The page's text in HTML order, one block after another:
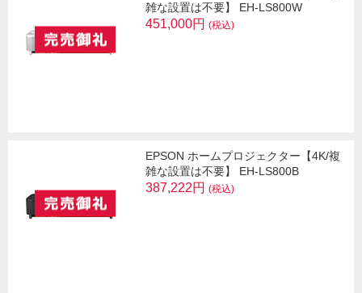
雑な設置は不要】 EH-LS800W
451,000円 (税込)
EPSON ホームプロジェクター【4K/複
雑な設置は不要】 EH-LS800B
387,222円 (税込)